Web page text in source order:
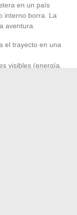
en un país
interno borra. La
aventura.
el trayecto en una
visibles (energía,